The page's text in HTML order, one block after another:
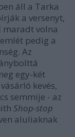
áll a Tarka
a versenyt,
maradt volna
pedig a
Az
egy-két
kevés,
semmije - az
Shop-stop
aluliaknak